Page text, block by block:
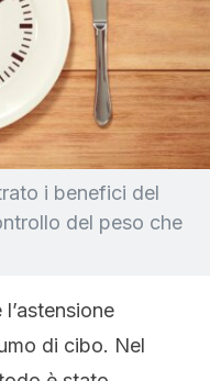
i benefici del
del peso che
di cibo. Nel